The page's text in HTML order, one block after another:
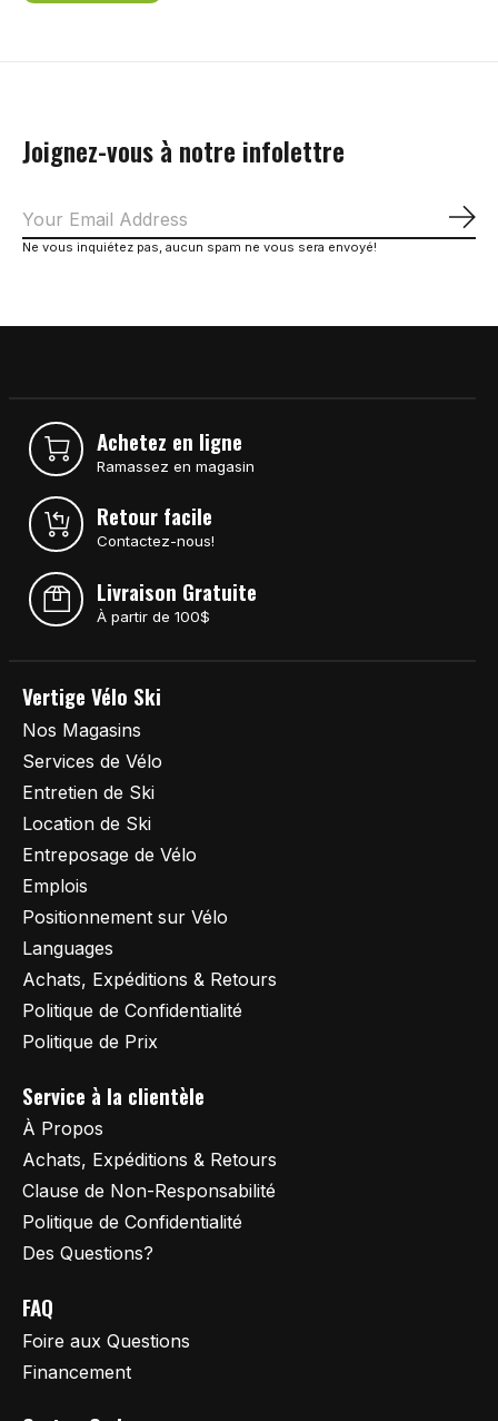
Joignez-vous à notre infolettre
Ne vous inquiétez pas, aucun spam ne vous sera envoyé!
Achetez en ligne
Ramassez en magasin
Retour facile
Contactez-nous!
Livraison Gratuite
À partir de 100$
Vertige Vélo Ski
Nos Magasins
Services de Vélo
Entretien de Ski
Location de Ski
Entreposage de Vélo
Emplois
Positionnement sur Vélo
Languages
Achats, Expéditions & Retours
Politique de Confidentialité
Politique de Prix
Service à la clientèle
À Propos
Achats, Expéditions & Retours
Clause de Non-Responsabilité
Politique de Confidentialité
Des Questions?
FAQ
Foire aux Questions
Financement